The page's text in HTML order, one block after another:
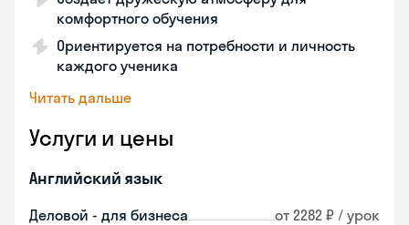
комфортного обучения
Ориентируется на потребности и личность
каждого ученика
Читать дальше
Услуги и цены
Английский язык
Деловой - для бизнеса от 2282 ₽ / урок